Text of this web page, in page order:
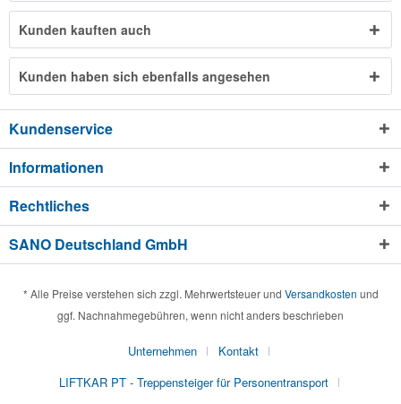
Kunden kauften auch
Kunden haben sich ebenfalls angesehen
Kundenservice
Informationen
Rechtliches
SANO Deutschland GmbH
* Alle Preise verstehen sich zzgl. Mehrwertsteuer und Versandkosten und
ggf. Nachnahmegebühren, wenn nicht anders beschrieben
Unternehmen
Kontakt
LIFTKAR PT - Treppensteiger für Personentransport